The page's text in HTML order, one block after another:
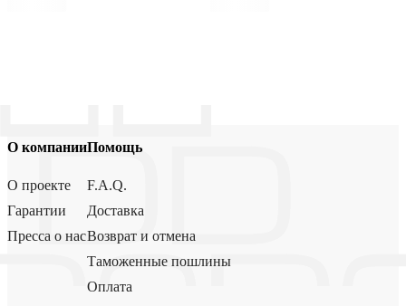
О компании
О проекте
Гарантии
Пресса о нас
Помощь
F.A.Q.
Доставка
Возврат и отмена
Таможенные пошлины
Оплата